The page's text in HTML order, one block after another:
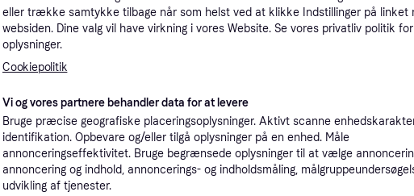
M
eller trække samtykke tilbage når som helst ved at klikke Indstillinger på linket
websiden. Dine valg vil have virkning i vores Website. Se vores privatliv politik
oplysninger.
Cookiepolitik
Vi og vores partnere behandler data for at levere
Bruge præcise geografiske placeringsoplysninger. Aktivt scanne
identifikation. Opbevare og/eller tilgå oplysninger på en enhed. Måle
annonceringseffektivitet. Bruge begrænsede oplysninger til at vælge
annoncering og indhold, annoncerings- og indholdsmåling,
udvikling af tjenester.